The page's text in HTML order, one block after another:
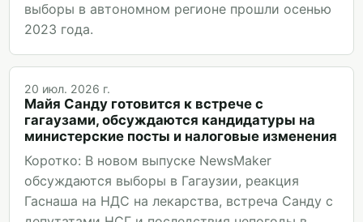
выборы в автономном регионе прошли осенью
2023 года.
20 июл. 2026 г.
Майя Санду готовится к встрече с
гагаузами, обсуждаются кандидатуры на
министерские посты и налоговые изменения
Коротко: В новом выпуске NewsMaker
обсуждаются выборы в Гагаузии, реакция
Гаснаша на НДС на лекарства, встреча Санду с